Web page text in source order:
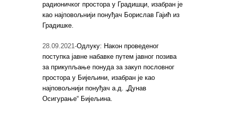
радионичког простора у Градишци, изабран је
као најповољнији понуђач Борислав Гајић из
Градишке.
28.09.2021-Одлуку: Након проведеног
поступка јавне набавке путем јавног позива
за прикупљање понуда за закуп пословног
простора у Бијељини, изабран је као
најповољнији понуђач а.д. „Дунав
Осигурање“ Бијељина.